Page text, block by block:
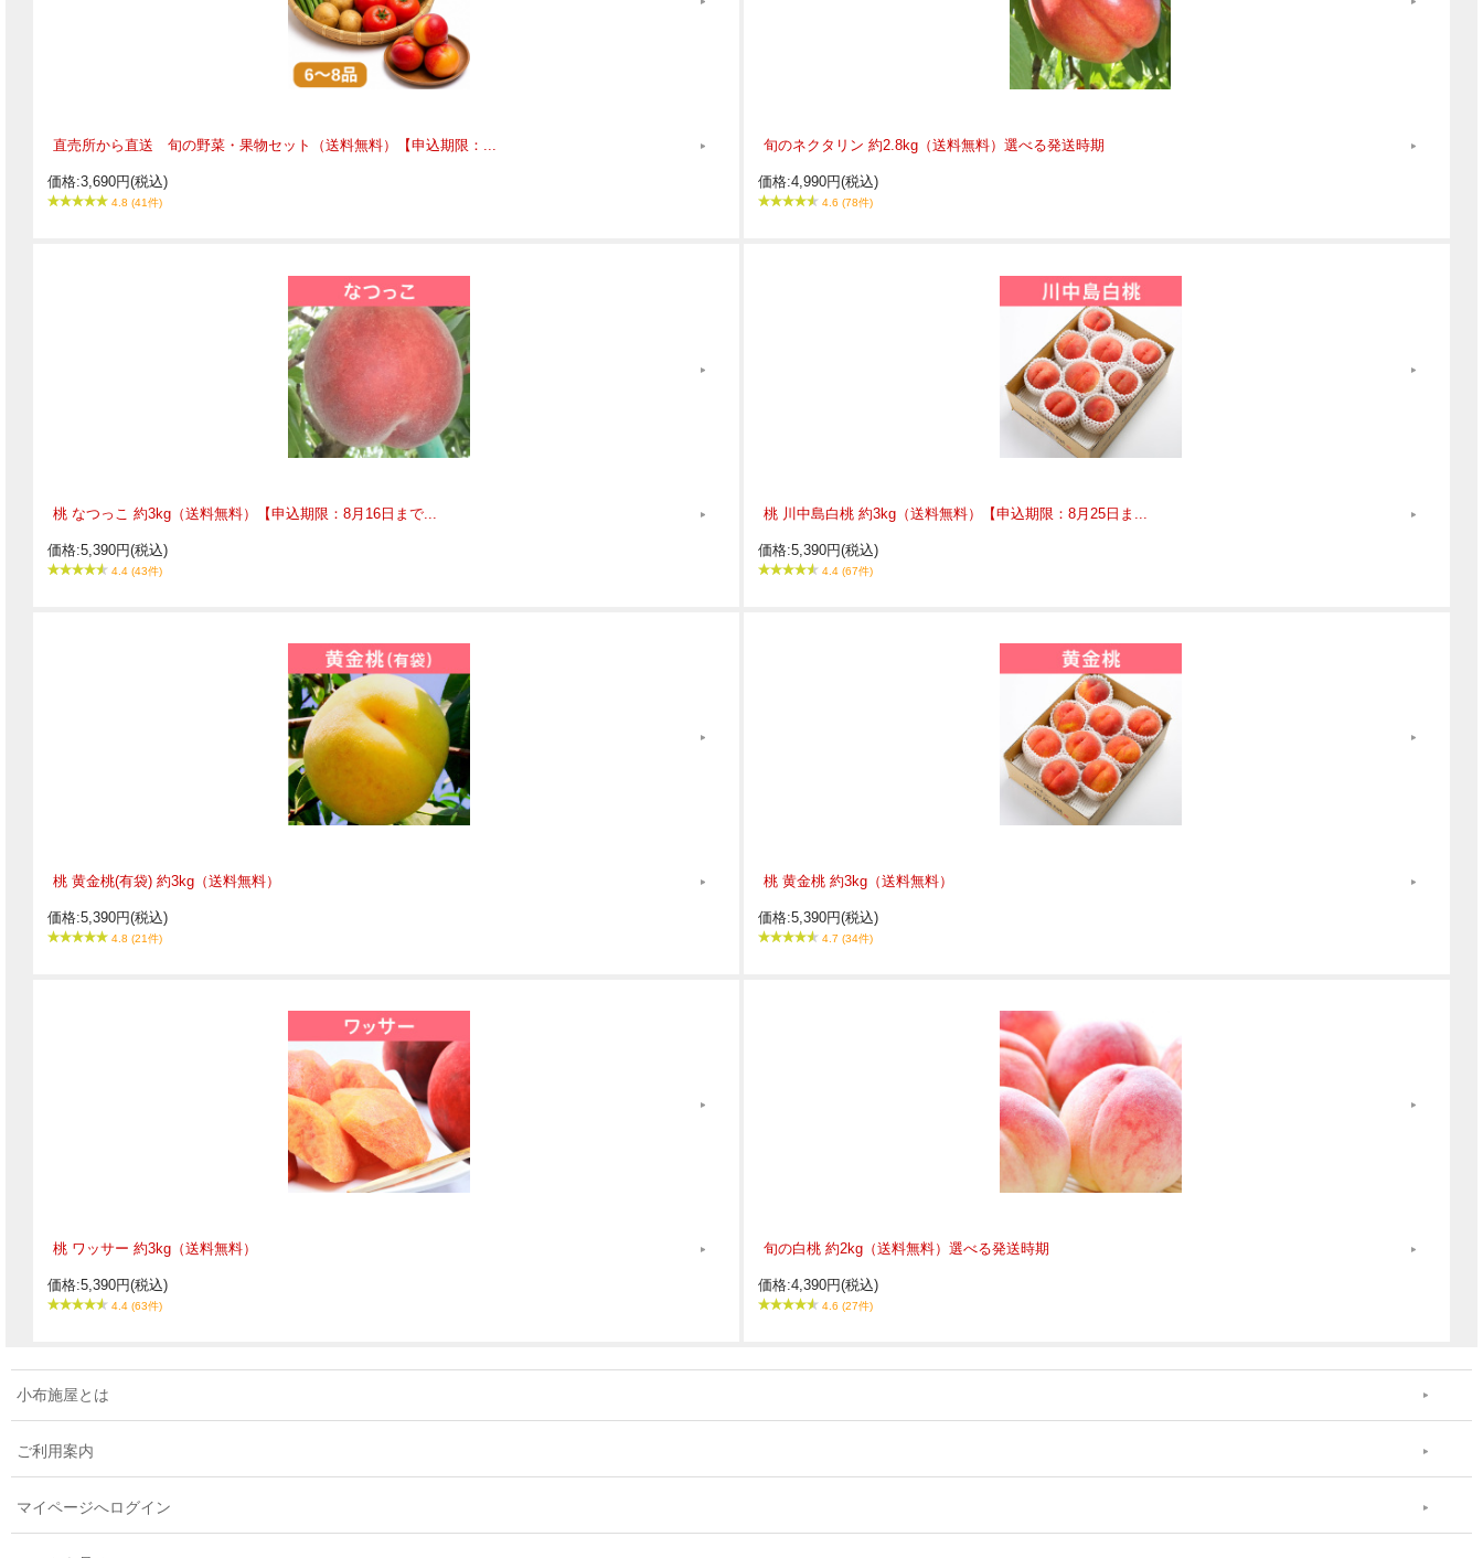
直売所から直送 旬の野菜・果物セット（送料無料）【申込期限：...
価格:3,690円(税込)
4.8 (41件)
旬のネクタリン 約2.8kg（送料無料）選べる発送時期
価格:4,990円(税込)
4.6 (78件)
桃 なつっこ 約3kg（送料無料）【申込期限：8月16日まで...
価格:5,390円(税込)
4.4 (43件)
桃 川中島白桃 約3kg（送料無料）【申込期限：8月25日ま...
価格:5,390円(税込)
4.4 (67件)
桃 黄金桃(有袋) 約3kg（送料無料）
価格:5,390円(税込)
4.8 (21件)
桃 黄金桃 約3kg（送料無料）
価格:5,390円(税込)
4.7 (34件)
桃 ワッサー 約3kg（送料無料）
価格:5,390円(税込)
4.4 (63件)
旬の白桃 約2kg（送料無料）選べる発送時期
価格:4,390円(税込)
4.6 (27件)
小布施屋とは
ご利用案内
マイページへログイン